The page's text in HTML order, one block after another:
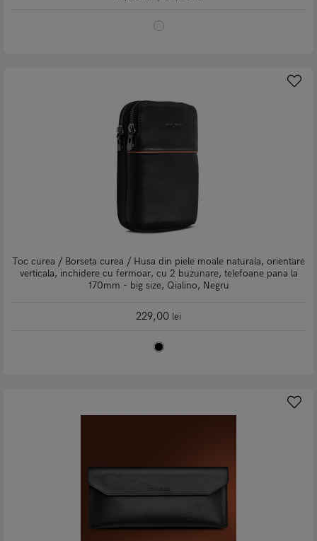
Toc curea / Borseta curea / Husa din piele moale naturala, orientare
verticala, inchidere cu fermoar, cu 2 buzunare, telefoane pana la
170mm - big size, Qialino, Negru
229,00 lei